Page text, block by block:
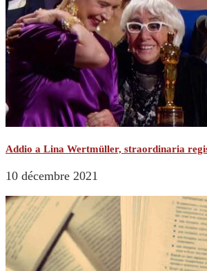
Addio a Lina Wertmüller, straordinaria
10 décembre 2021